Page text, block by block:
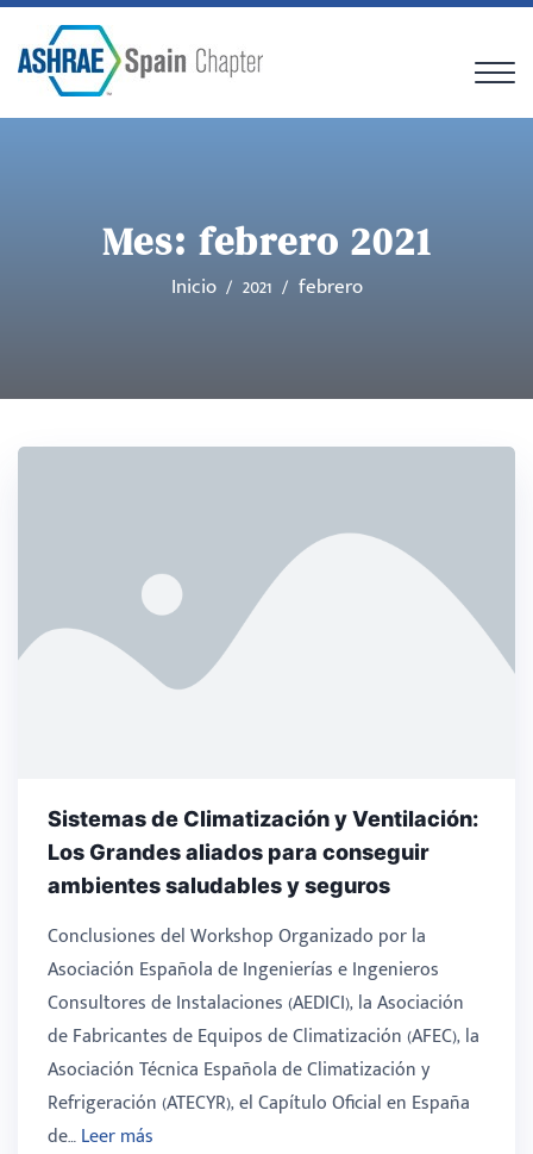
Mes: febrero 2021
Inicio 2021 febrero
Sistemas de Climatización y Ventilación:
Los Grandes aliados para conseguir
ambientes saludables y seguros
Conclusiones del Workshop Organizado por la
Asociación Española de Ingenierías e Ingenieros
Consultores de Instalaciones (AEDICI), la Asociación
de Fabricantes de Equipos de Climatización (AFEC), la
Asociación Técnica Española de Climatización y
Refrigeración (ATECYR), el Capítulo Oficial en España
de…Leer más